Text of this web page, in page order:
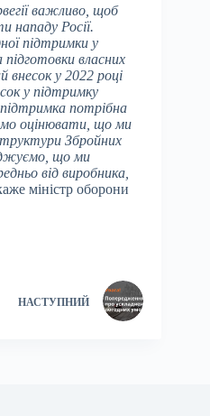
важливо, щоб
нападу Росії.
підтримки у
підготовки власних
внесок у 2022 році
у підтримку
підтримка потрібна
оцінювати, що ми
Збройних
що ми
від виробника,
міністр оборони
НАСТУПНИЙ